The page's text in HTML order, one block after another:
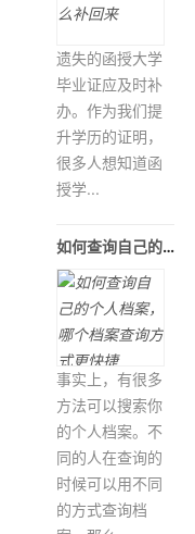
遗失的函授大学
毕业证应及时补
办。作为我们提
升学历的证明，
很多人想知道函
授学...
如何查询自己的个人档案，哪个档案查
事实上，有很多
方法可以搜索你
的个人档案。不
同的人在查询的
时候可以用不同
的方式查询档